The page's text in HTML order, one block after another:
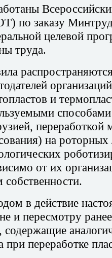
по заказу
целевой
труда.
и
на
от их
в действие
и пересмотру
содержащие
при переработке